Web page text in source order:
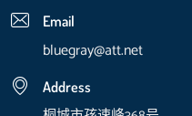
Email
bluegray@att.net
Address